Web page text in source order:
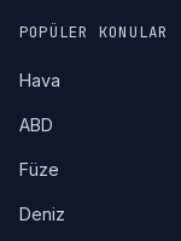
POPÜLER KONULAR
Hava
ABD
Füze
Deniz